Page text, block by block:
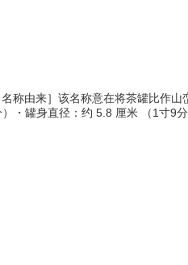
称由来］该名称意在将茶罐比作山
・罐身直径：约 5.8 厘米 （1寸9分